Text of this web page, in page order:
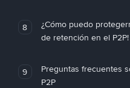
8
¿Cómo puedo
de retención en el P2P!
9
Preguntas frecuentes
P2P